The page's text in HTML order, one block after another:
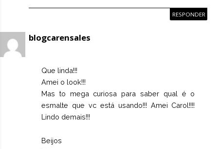
RESPONDER
blogcarensales
Que linda!!!
Amei o look!!!
Mas to mega curiosa para saber qual é o
esmalte que vc está usando!!! Amei Carol!!!!
Lindo demais!!!
Beijos